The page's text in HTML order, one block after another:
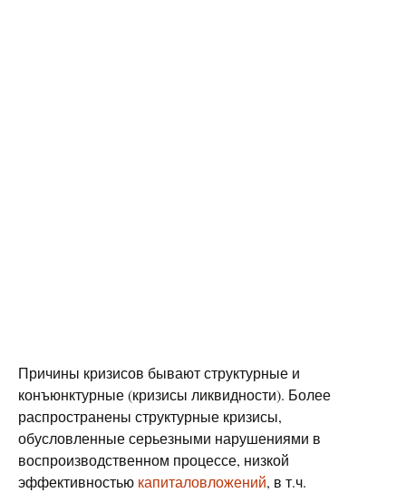
Причины кризисов бывают структурные и
конъюнктурные (кризисы ликвидности). Более
распространены структурные кризисы,
обусловленные серьезными нарушениями в
воспроизводственном процессе, низкой
эффективностью капиталовложений, в т.ч.